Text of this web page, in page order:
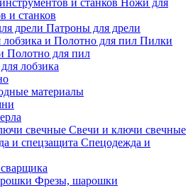
Ножи для
и станков
Патроны для дрели
Пилки
Полотно для пил
лобзика
материалы
Свечи и ключи свечные
Спецодежда и
Фрезы, шарошки